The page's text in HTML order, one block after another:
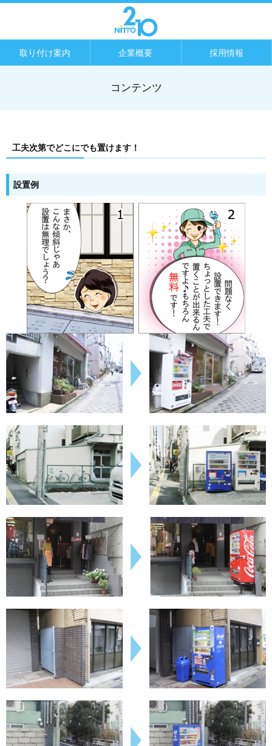
取り付け案内 企業概要 採用情報
コンテンツ
工夫次第でどこにでも置けます！
設置例